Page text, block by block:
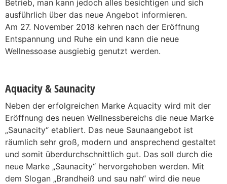
Betrieb, man kann jedoch alles besichtigen und sich
ausführlich über das neue Angebot informieren.
Am 27. November 2018 kehren nach der Eröffnung
Entspannung und Ruhe ein und kann die neue
Wellnessoase ausgiebig genutzt werden.
Aquacity & Saunacity
Neben der erfolgreichen Marke Aquacity wird mit der
Eröffnung des neuen Wellnessbereichs die neue Marke
„Saunacity“ etabliert. Das neue Saunaangebot ist
räumlich sehr groß, modern und ansprechend gestaltet
und somit überdurchschnittlich gut. Das soll durch die
neue Marke „Saunacity“ hervorgehoben werden. Mit
dem Slogan „Brandheiß und sau nah“ wird die neue